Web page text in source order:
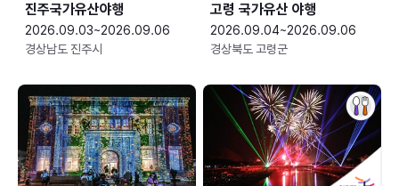
진주국가유산야행
2026.09.03~2026.09.06
경상남도 진주시
고령 국가유산 야행
2026.09.04~2026.09.06
경상북도 고령군